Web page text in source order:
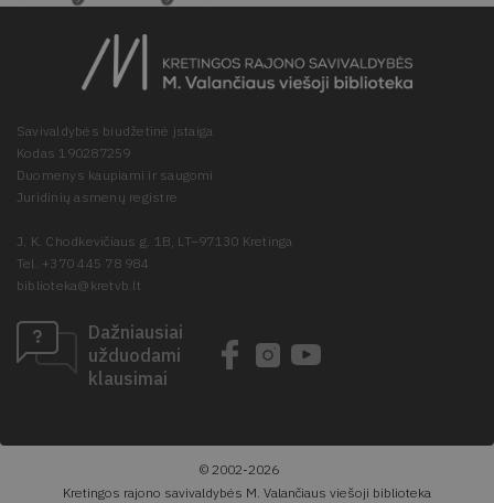
Savivaldybės biudžetinė įstaiga
Kodas 190287259
Duomenys kaupiami ir saugomi
Juridinių asmenų registre
J. K. Chodkevičiaus g. 1B, LT–97130 Kretinga
Tel. +370 445 78 984
biblioteka@kretvb.lt
Dažniausiai
užduodami
klausimai
© 2002-2026
Kretingos rajono savivaldybės M. Valančiaus viešoji biblioteka